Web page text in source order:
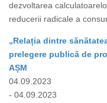
dezvoltarea
reducerii radicale a
„Relația dintre
prelegere publică de
AȘM
04.09.2023
- 04.09.2023